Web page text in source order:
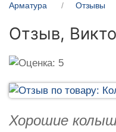
Арматура Отзывы
Отзыв,
Хорошие